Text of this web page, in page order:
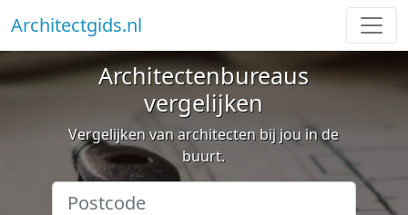
Architectgids.nl
Architectenbureaus
vergelijken
Vergelijken van architecten bij jou in de
buurt.